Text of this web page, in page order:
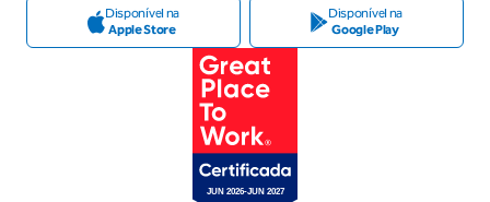
Disponível na
Apple Store
Disponível na
Google Play